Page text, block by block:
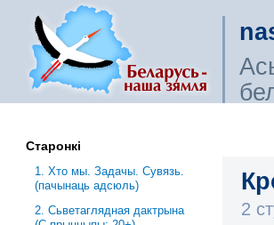
2
Старонкі
1. Хто мы. Задачы. Сувязь.
(пачынаць адсюль)
2. Сьветаглядная дактрына